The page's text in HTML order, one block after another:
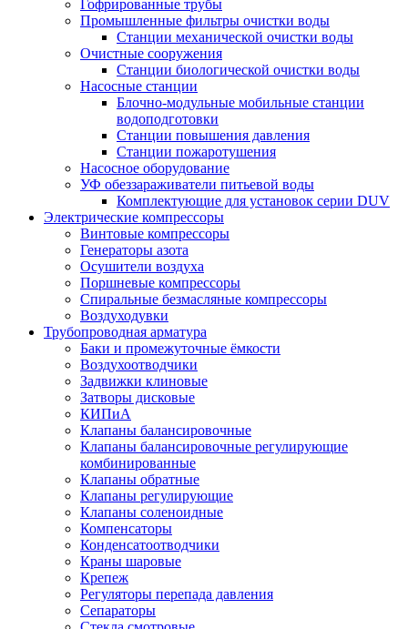
Гофрированные трубы
Промышленные фильтры очистки воды
Станции механической очистки воды
Очистные сооружения
Станции биологической очистки воды
Насосные станции
Блочно-модульные мобильные станции
водоподготовки
Станции повышения давления
Станции пожаротушения
Насосное оборудование
УФ обеззараживатели питьевой воды
Комплектующие для установок серии DUV
Электрические компрессоры
Винтовые компрессоры
Генераторы азота
Осушители воздуха
Поршневые компрессоры
Спиральные безмасляные компрессоры
Воздуходувки
Трубопроводная арматура
Баки и промежуточные ёмкости
Воздухоотводчики
Задвижки клиновые
Затворы дисковые
КИПиА
Клапаны балансировочные
Клапаны балансировочные регулирующие
комбинированные
Клапаны обратные
Клапаны регулирующие
Клапаны соленоидные
Компенсаторы
Конденсатоотводчики
Краны шаровые
Крепеж
Регуляторы перепада давления
Сепараторы